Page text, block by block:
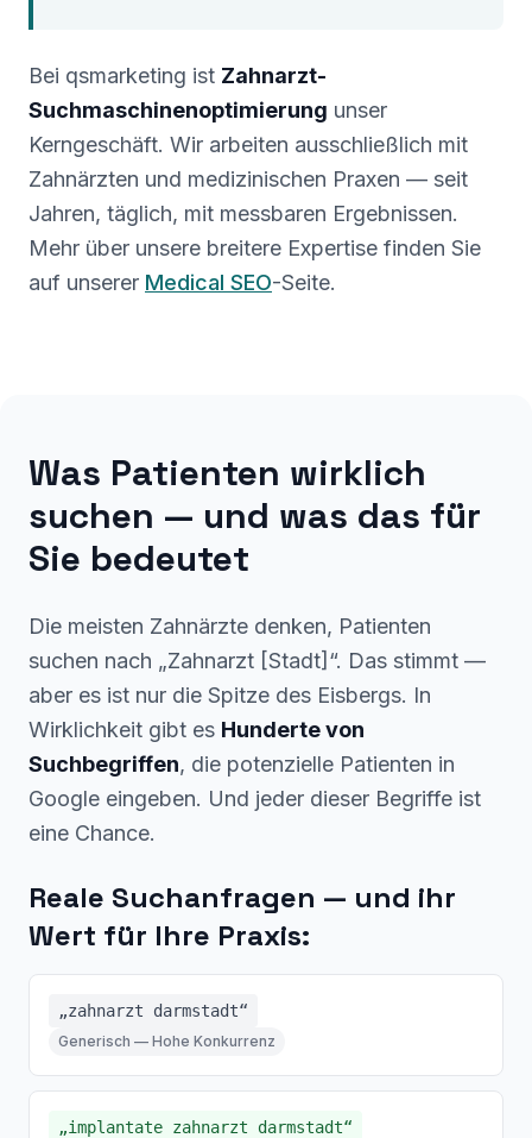
Bei qsmarketing ist Zahnarzt-
Suchmaschinenoptimierung unser
Kerngeschäft. Wir arbeiten ausschließlich mit
Zahnärzten und medizinischen Praxen — seit
Jahren, täglich, mit messbaren Ergebnissen.
Mehr über unsere breitere Expertise finden Sie
auf unserer Medical SEO-Seite.
Was Patienten wirklich
suchen — und was das für
Sie bedeutet
Die meisten Zahnärzte denken, Patienten
suchen nach „Zahnarzt [Stadt]“. Das stimmt —
aber es ist nur die Spitze des Eisbergs. In
Wirklichkeit gibt es Hunderte von
Suchbegriffen, die potenzielle Patienten in
Google eingeben. Und jeder dieser Begriffe ist
eine Chance.
Reale Suchanfragen — und ihr
Wert für Ihre Praxis:
„zahnarzt darmstadt“
Generisch — Hohe Konkurrenz
„implantate zahnarzt darmstadt“